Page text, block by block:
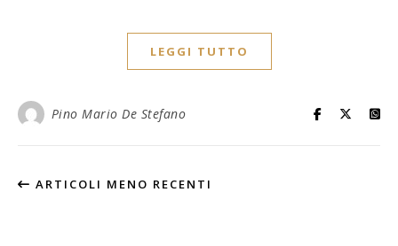
LEGGI TUTTO
Pino Mario De Stefano
ARTICOLI MENO RECENTI